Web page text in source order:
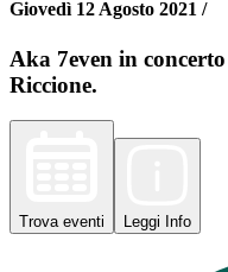
Giovedì 12 Agosto 2021 /
Aka 7even in
Riccione.
Trova eventi Leggi Info